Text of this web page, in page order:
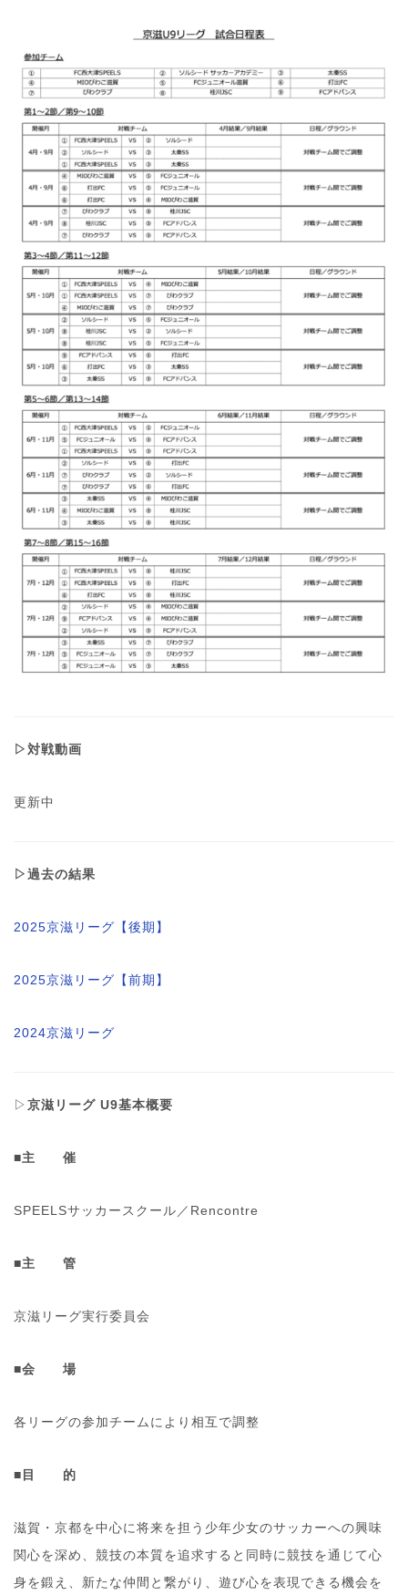
▷対戦動画
更新中
▷過去の結果
2025京滋リーグ【後期】
2025京滋リーグ【前期】
2024京滋リーグ
▷ 京滋リーグ U9基本概要
■主 催
SPEELSサッカースクール／Rencontre
■主 管
京滋リーグ実行委員会
■会 場
各リーグの参加チームにより相互で調整
■目 的
滋賀・京都を中心に将来を担う少年少女のサッカーへの興味
関心を深め、競技の本質を追求すると同時に競技を通じて心
身を鍛え、新たな仲間と繋がり、遊び心を表現できる機会を